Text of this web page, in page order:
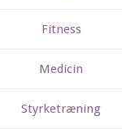
Fitness
Medicin
Styrketræning